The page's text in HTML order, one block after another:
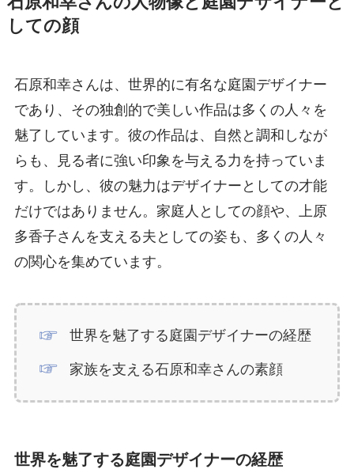
しての顔
石原和幸さんは、世界的に有名な庭園デザイナー
であり、その独創的で美しい作品は多くの人々を
魅了しています。彼の作品は、自然と調和しなが
らも、見る者に強い印象を与える力を持っていま
す。しかし、彼の魅力はデザイナーとしての才能
だけではありません。家庭人としての顔や、上原
多香子さんを支える夫としての姿も、多くの人々
の関心を集めています。
世界を魅了する庭園デザイナーの経歴
家族を支える石原和幸さんの素顔
世界を魅了する庭園デザイナーの経歴